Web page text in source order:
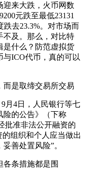
来大跌，火币网数
元跌至最低23131
跌去23.3%。对市场而
不及。那么，对比特
是什么？防范虚拟货
ICO代币，真的可以
是取缔交易所交易
4日，人民银行等七
险的公告》（下称
批准非法公开融资的
组织和个人应当做出
善处置风险”。
条措施都是围